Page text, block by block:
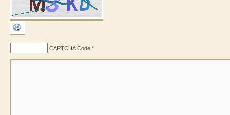
CAPTCHA Code *